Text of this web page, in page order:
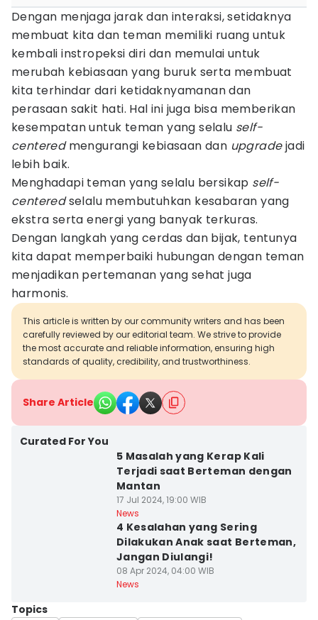
Dengan menjaga jarak dan interaksi, setidaknya
membuat kita dan teman memiliki ruang untuk
kembali instropeksi diri dan memulai untuk
merubah kebiasaan yang buruk serta membuat
kita terhindar dari ketidaknyamanan dan
perasaan sakit hati. Hal ini juga bisa memberikan
kesempatan untuk teman yang selalu self-
centeredmengurangi kebiasaan dan upgradejadi
lebih baik.
Menghadapi teman yang selalu bersikap self-
centeredselalu membutuhkan kesabaran yang
ekstra serta energi yang banyak terkuras.
Dengan langkah yang cerdas dan bijak, tentunya
kita dapat memperbaiki hubungan dengan teman
menjadikan pertemanan yang sehat juga
harmonis.
This article is written by our community writers and has been
carefully reviewed by our editorial team. We strive to provide
the most accurate and reliable information, ensuring high
standards of quality, credibility, and trustworthiness.
Share Article
Curated For You
5 Masalah yang Kerap Kali
Terjadi saat Berteman dengan
Mantan
17 Jul 2024, 19:00 WIB
News
4 Kesalahan yang Sering
Dilakukan Anak saat Berteman,
Jangan Diulangi!
08 Apr 2024, 04:00 WIB
News
Topics